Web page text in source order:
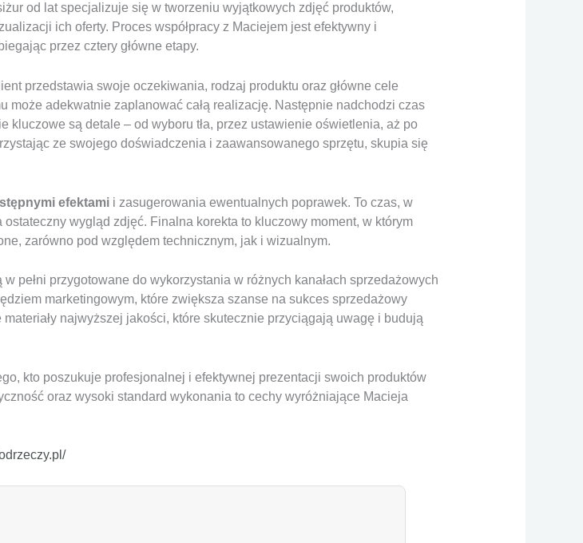
od lat specjalizuje się w tworzeniu wyjątkowych zdjęć produktów,
ich oferty. Proces współpracy z Maciejem jest efektywny i
przez cztery główne etapy.
przedstawia swoje oczekiwania, rodzaj produktu oraz główne cele
adekwatnie zaplanować całą realizację. Następnie nadchodzi czas
kluczowe są detale – od wyboru tła, przez ustawienie oświetlenia, aż po
ze swojego doświadczenia i zaawansowanego sprzętu, skupia się
efektamii zasugerowania ewentualnych poprawek. To czas, w
wygląd zdjęć. Finalna korekta to kluczowy moment, w którym
zarówno pod względem technicznym, jak i wizualnym.
w pełni przygotowane do wykorzystania w różnych kanałach sprzedażowych
marketingowym, które zwiększa szanse na sukces sprzedażowy
najwyższej jakości, które skutecznie przyciągają uwagę i budują
kto poszukuje profesjonalnej i efektywnej prezentacji swoich produktów
oraz wysoki standard wykonania to cechy wyróżniające Macieja